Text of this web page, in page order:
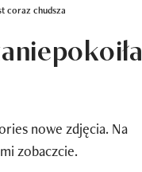
coraz chudsza
nowe zdjęcia. Na
zobaczcie.